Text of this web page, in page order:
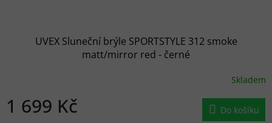
UVEX Sluneční brýle SPORTSTYLE 312 smoke
matt/mirror red - černé
Skladem
1 699 Kč Do košíku